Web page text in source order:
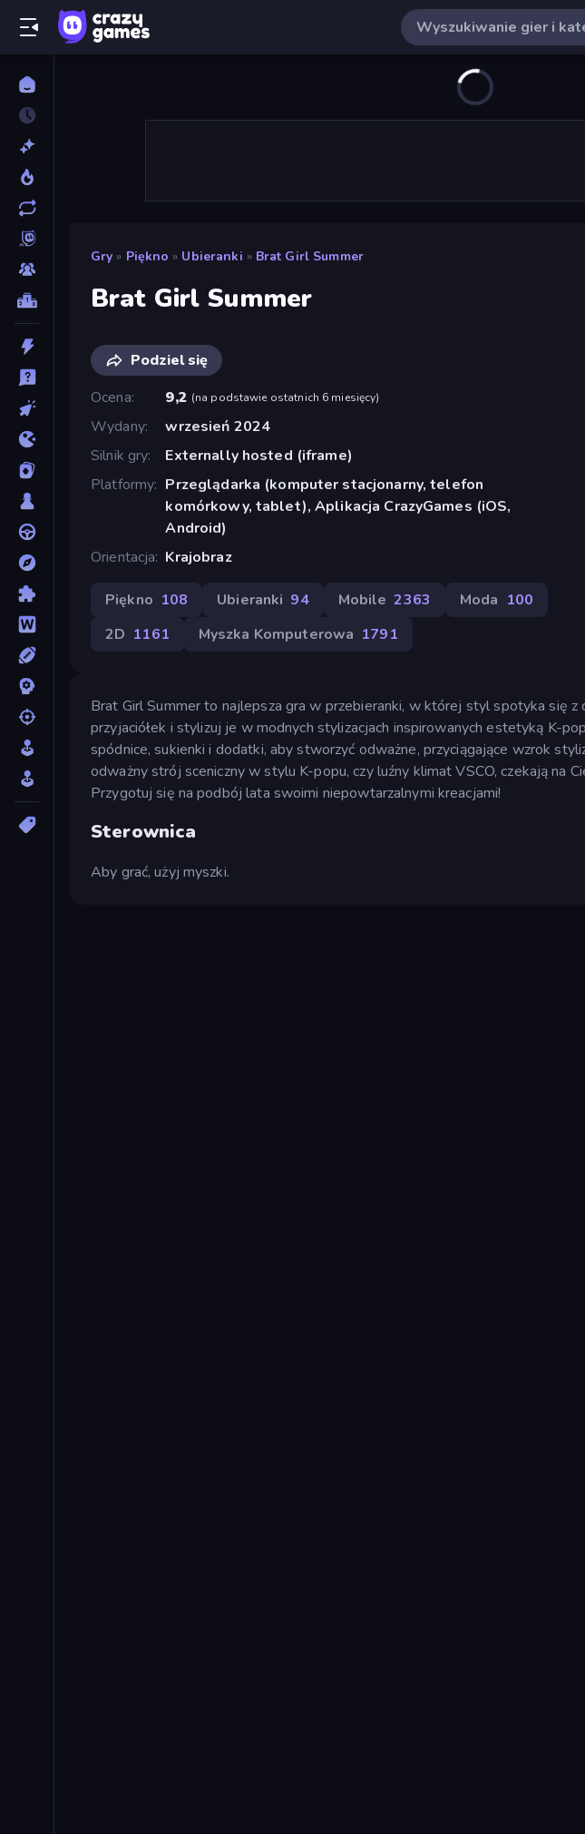
Gry » Piękno » Ubieranki » Brat Girl Summer
Brat Girl Summer
Podziel się
Ocena
9,2 (na podstawie ostatnich 6 miesięcy)
Wydany
wrzesień 2024
Silnik gry
Externally hosted (iframe)
Platformy Przeglądarka (komputer stacjonarny, telefon
komórkowy, tablet), Aplikacja CrazyGames (iOS,
Android)
Orientacja Krajobraz
Piękno 108 Ubieranki 94 Mobile 2363 Moda 100
2D 1161 Myszka Komputerowa 1791
Brat Girl Summer to najlepsza gra w przebieranki, w której styl spotyka się z
przyjaciółek i stylizuj je w modnych stylizacjach inspirowanych estetyką K-
spódnice, sukienki i dodatki, aby stworzyć odważne, przyciągające wzrok
odważny strój sceniczny w stylu K-popu, czy luźny klimat VSCO, czekają na
Przygotuj się na podbój lata swoimi niepowtarzalnymi kreacjami!
Sterownica
Aby grać, użyj myszki.